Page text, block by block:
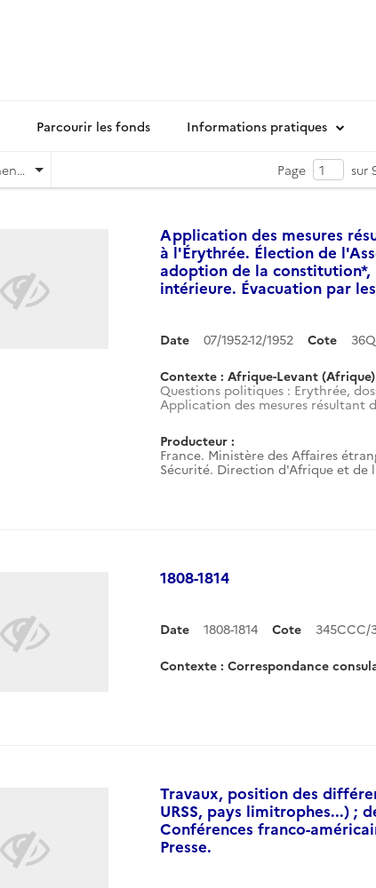
Parcourir les fonds Informations pratiques
Pertinence Page sur
Application des mesures
à l'Érythrée. Élection de
adoption de la
intérieure. Évacuation par
Date 07/1952-12/1952 Cote
Contexte : Afrique-Levant
Questions politiques : Erythrée,
Application des mesures résultant
Producteur :
France. Ministère des Affaires
Sécurité. Direction d'Afrique et de
1808-1814
Date 1808-1814 Cote 345CCC/
Contexte : Correspondance
Travaux, position des
URSS, pays limitrophes...) ;
Conférences franco-
Presse.